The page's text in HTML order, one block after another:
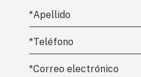
*Apellido
*Teléfono
*Correo electrónico